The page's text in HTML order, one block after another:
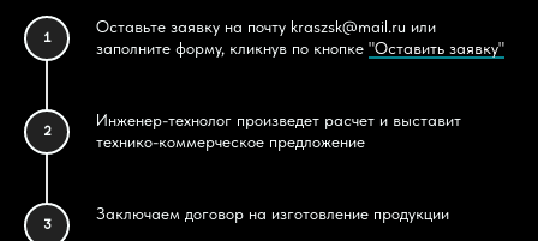
1
Оставьте заявку на почту kraszsk@mail.ru или
заполните форму, кликнув по кнопке "Оставить заявку"
2
Инженер-технолог произведет расчет и выставит
технико-коммерческое предложение
3
Заключаем договор на изготовление продукции